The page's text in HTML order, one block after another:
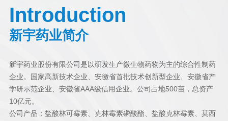
Introduction
新宇药业简介
新宇药业股份有限公司 是以研发生产微生物药物为主的综合性制药
企业。国家高新技术企业、安徽省首批技术创新型企业、安徽省产
学研示范企业、安徽省AAA级信用企业。公司占地500亩，总资产
10亿元。
公司产品：盐酸林可霉素、克林霉素磷酸酯、盐酸克林霉素、莫西